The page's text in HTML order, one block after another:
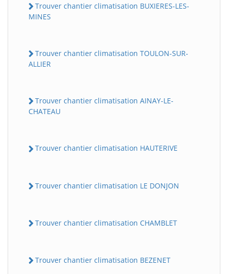
Trouver chantier climatisation BUXIERES-LES-
MINES
Trouver chantier climatisation TOULON-SUR-
ALLIER
Trouver chantier climatisation AINAY-LE-
CHATEAU
Trouver chantier climatisation HAUTERIVE
Trouver chantier climatisation LE DONJON
Trouver chantier climatisation CHAMBLET
Trouver chantier climatisation BEZENET